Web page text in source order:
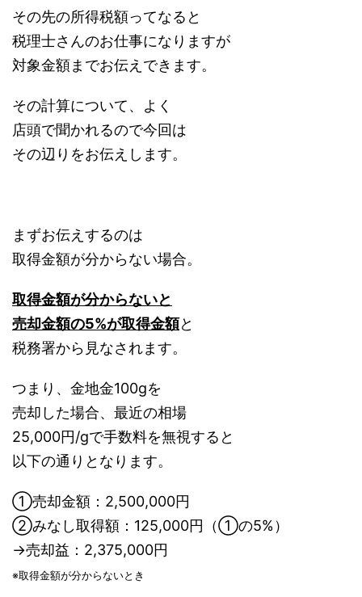
その先の所得税額ってなると
税理士さんのお仕事になりますが
対象金額までお伝えできます。
その計算について、よく
店頭で聞かれるので今回は
その辺りをお伝えします。
まずお伝えするのは
取得金額が分からない場合。
取得金額が分からないと
売却金額の5%が取得金額と
税務署から見なされます。
つまり、金地金100gを
売却した場合、最近の相場
25,000円/gで手数料を無視すると
以下の通りとなります。
①売却金額：2,500,000円
②みなし取得額：125,000円（①の5%）
→売却益：2,375,000円
※取得金額が分からないとき